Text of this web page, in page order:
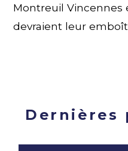
Montreuil Vincennes
devraient leur
Dernières